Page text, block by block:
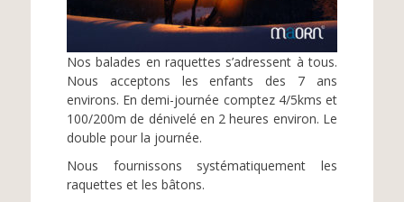
Nos balades en raquettes s’adressent à tous.
Nous acceptons les enfants des 7 ans
environs. En demi-journée comptez 4/5kms et
100/200m de dénivelé en 2 heures environ. Le
double pour la journée.
Nous fournissons systématiquement les
raquettes et les bâtons.